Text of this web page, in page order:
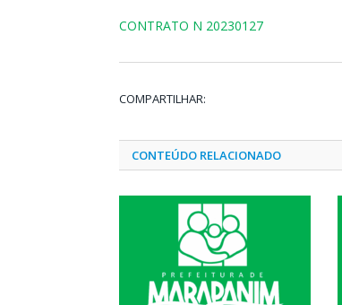
CONTRATO N 20230127
COMPARTILHAR:
CONTEÚDO RELACIONADO